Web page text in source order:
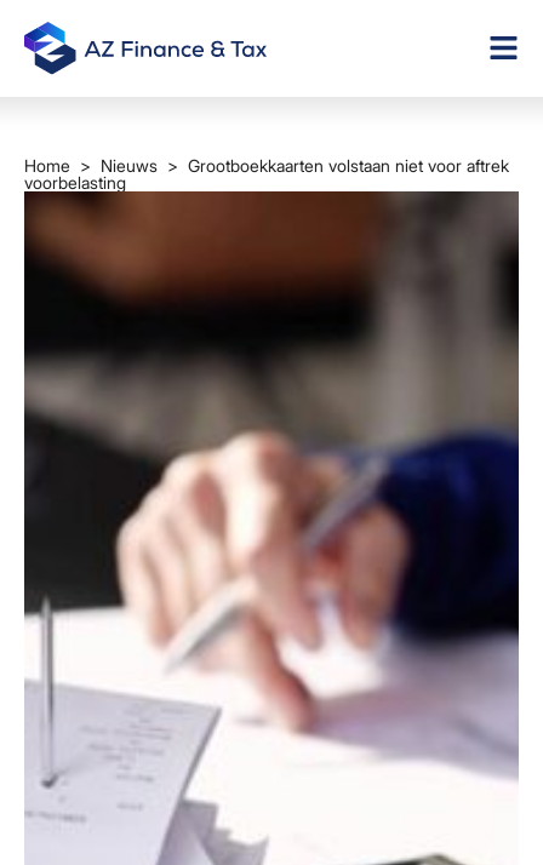
Home > Nieuws > Grootboekkaarten volstaan niet voor aftrek
voorbelasting